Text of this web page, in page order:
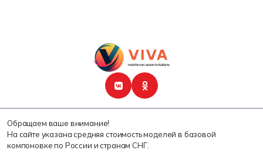
Обращаем ваше внимание!
На сайте указана средняя стоимость моделей в базовой
компоновке по России и странам СНГ.